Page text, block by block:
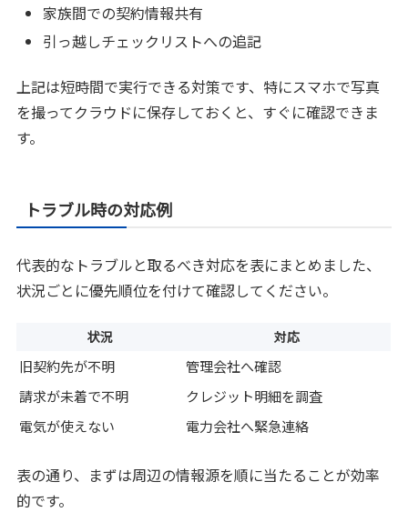
家族間での契約情報共有
引っ越しチェックリストへの追記
上記は短時間で実行できる対策です、特にスマホで写真
を撮ってクラウドに保存しておくと、すぐに確認できま
す。
トラブル時の対応例
代表的なトラブルと取るべき対応を表にまとめました、
状況ごとに優先順位を付けて確認してください。
状況 対応
旧契約先が不明
管理会社へ確認
請求が未着で不明
クレジット明細を調査
電気が使えない
電力会社へ緊急連絡
表の通り、まずは周辺の情報源を順に当たることが効率
的です。